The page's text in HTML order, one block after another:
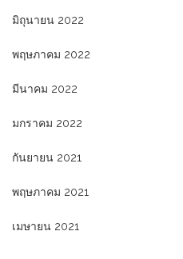
มิถุนายน 2022
พฤษภาคม 2022
มีนาคม 2022
มกราคม 2022
กันยายน 2021
พฤษภาคม 2021
เมษายน 2021